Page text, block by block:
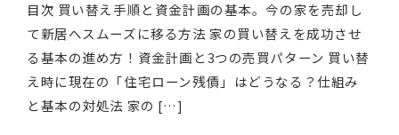
目次 買い替え手順と資金計画の基本。今の家を売却し
て新居へスムーズに移る方法 家の買い替えを成功させ
る基本の進め方！資金計画と3つの売買パターン 買い替
え時に現在の「住宅ローン残債」はどうなる？仕組み
と基本の対処法 家の […]